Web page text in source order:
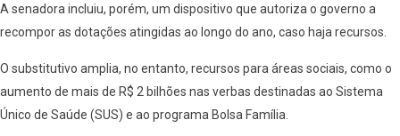
A senadora incluiu, porém, um dispositivo que autoriza o governo a
recompor as dotações atingidas ao longo do ano, caso haja recursos.
O substitutivo amplia, no entanto, recursos para áreas sociais, como o
aumento de mais de R$ 2 bilhões nas verbas destinadas ao Sistema
Único de Saúde (SUS) e ao programa Bolsa Família.